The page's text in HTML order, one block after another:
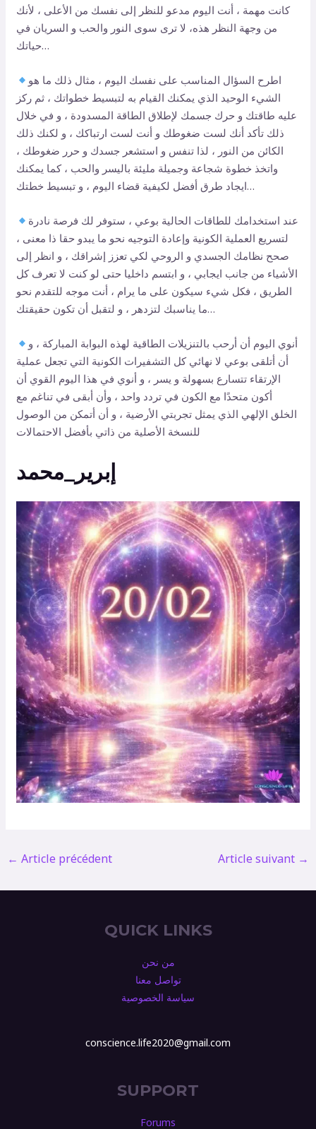
كانت مهمة ، أنت اليوم مدعو للنظر إلى نفسك من الأعلى ، لأنك
من وجهة النظر هذه، لا ترى سوى النور والحب و السريان في
حياتك…
اطرح السؤال المناسب على نفسك اليوم ، مثال ذلك ما هو
الشيء الوحيد الذي يمكنك القيام به لتبسيط خطواتك ، ثم ركز
عليه طاقتك و حرك جسمك لإطلاق الطاقة المسدودة ، و في خلال
ذلك تأكد أنك لست ضغوطك و أنت لست ارتباكك ، و لكنك ذلك
الكائن من النور ، لذا تنفس و استشعر جسدك و حرر ضغوطك ،
واتخذ خطوة شجاعة وجميلة مليئة باليسر والحب ، كما يمكنك
ايجاد طرق أفضل لكيفية قضاء اليوم ، و تبسيط خطتك…
عند استخدامك للطاقات الحالية بوعي ، ستوفر لك فرصة نادرة
لتسريع العملية الكونية وإعادة التوجيه نحو ما يبدو حقا ذا معنى ،
صحح نظامك الجسدي و الروحي لكي تعزز إشراقك ، و انظر إلى
الأشياء من جانب ايجابي ، و ابتسم داخليا حتى لو كنت لا تعرف كل
الطريق ، فكل شيء سيكون على ما يرام ، أنت موجه للتقدم نحو
ما يناسبك لتزدهر ، و لتقبل أن تكون حقيقتك…
أنوي اليوم أن أرحب بالتنزيلات الطاقية لهذه البوابة المباركة ، و
أن أتلقى بوعي لا نهائي كل التشفيرات الكونية التي تجعل عملية
الإرتقاء تتسارع بسهولة و يسر ، و أنوي في هذا اليوم القوي أن
أكون متحدًا مع الكون في تردد واحد ، وأن أبقى في تناغم مع
الخلق الإلهي الذي يمثل تجربتي الأرضية ، و أن أتمكن من الوصول
للنسخة الأصلية من ذاتي بأفضل الاحتمالات
إبرير_محمد
← Article précédent Article suivant →
QUICK LINKS
من نحن
تواصل معنا
سياسة الخصوصية
conscience.life2020@gmail.com
SUPPORT
Forums